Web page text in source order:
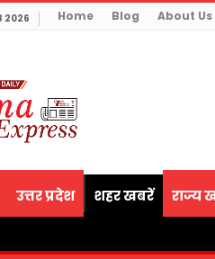
2026 Home Blog About Us
उत्तर प्रदेश शहर खबरें राज्य